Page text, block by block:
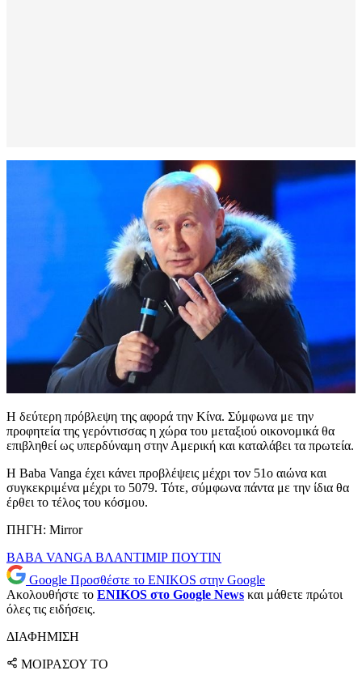
Η δεύτερη πρόβλεψη της αφορά την Κίνα. Σύμφωνα με την
προφητεία της γερόντισσας η χώρα του μεταξιού οικονομικά θα
επιβληθεί ως υπερδύναμη στην Αμερική και καταλάβει τα πρωτεία.
Η Baba Vanga έχει κάνει προβλέψεις μέχρι τον 51ο αιώνα και
συγκεκριμένα μέχρι το 5079. Τότε, σύμφωνα πάντα με την ίδια θα
έρθει το τέλος του κόσμου.
ΠΗΓΗ: Mirror
BABA VANGA ΒΛΑΝΤΙΜΙΡ ΠΟΥΤΙΝ
Google Προσθέστε το ENIKOS στην Google
Ακολουθήστε το ENIKOS στο Google News και μάθετε πρώτοι
όλες τις ειδήσεις.
ΔΙΑΦΗΜΙΣΗ
ΜΟΙΡΑΣΟΥ ΤΟ